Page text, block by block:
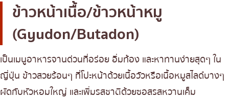
ข้าวหน้าเนื้อ/ข้าวหน้าหมู
(Gyudon/Butadon)
เป็นเมนูอาหารจานด่วนที่อร่อย อิ่มท้อง และหาทานง่ายสุดๆ ใน
ญี่ปุ่น ข้าวสวยร้อนๆ ที่โปะหน้าด้วยเนื้อวัวหรือเนื้อหมูสไลด์บางๆ
ผัดกับหัวหอมใหญ่ และเพิ่มรสชาติด้วยซอสรสหวานเค็ม